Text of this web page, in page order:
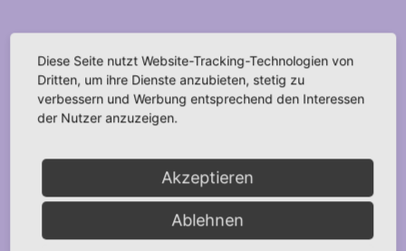
Diese Seite nutzt Website-Tracking-Technologien von
Dritten, um ihre Dienste anzubieten, stetig zu
verbessern und Werbung entsprechend den Interessen
der Nutzer anzuzeigen.
Akzeptieren
Ablehnen